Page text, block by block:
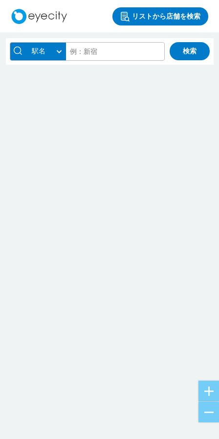
リストから店舗を検索
駅名 検索